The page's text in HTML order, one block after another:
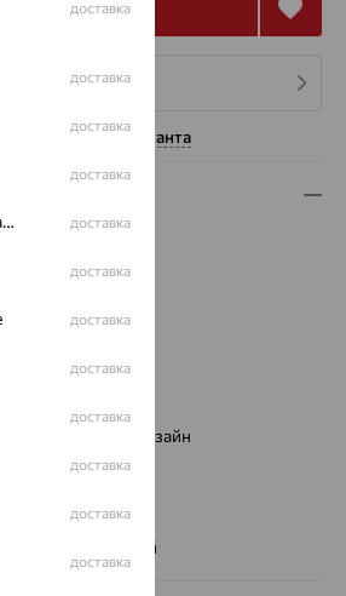
Купить
по 25 672₽
помощь консультанта
РОССИЯ
Европейский дизайн
Бесцветный
доставка
доставка
доставка
доставка
Александровское, Ставропольский край доставка
доставка
доставка
доставка
доставка
доставка
доставка
доставка